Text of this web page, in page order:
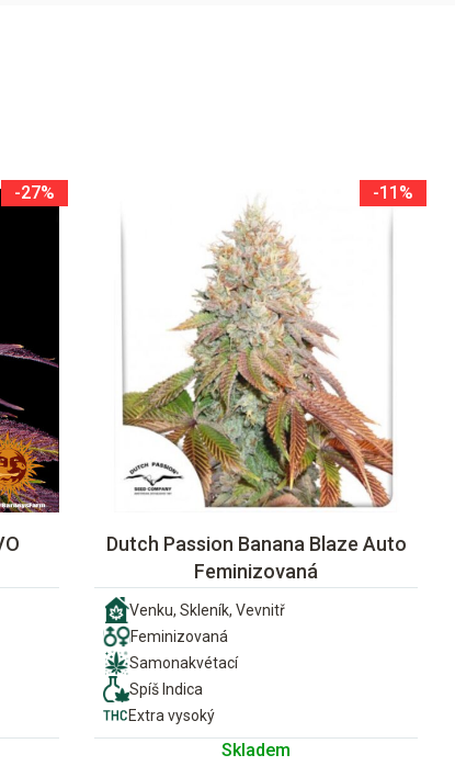
-27% -11%
Dutch Passion Banana Blaze Auto
Feminizovaná
Venku, Skleník, Vevnitř
Feminizovaná
Samonakvétací
Spíš Indica
Extra vysoký
Skladem